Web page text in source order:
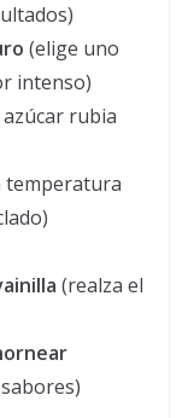
(elige uno
intenso)
rubia
temperatura
(realza el